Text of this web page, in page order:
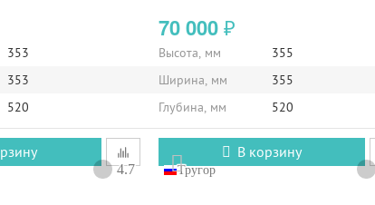
353
353
520
70 000 ₽
Высота, мм
355
Ширина, мм
355
Глубина, мм
520
В корзину
4.7 Тругор